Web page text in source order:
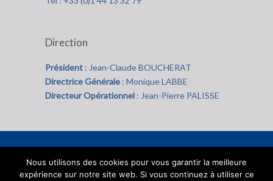
Direction
Président : Jean-Claude BOUCHERAT
Directrice Générale : Monique LABBE
Directeur Opérationnel : Jean-Pierre PALISSE
Nous utilisons des cookies pour vous garantir la meilleure
expérience sur notre site web. Si vous continuez à utiliser ce